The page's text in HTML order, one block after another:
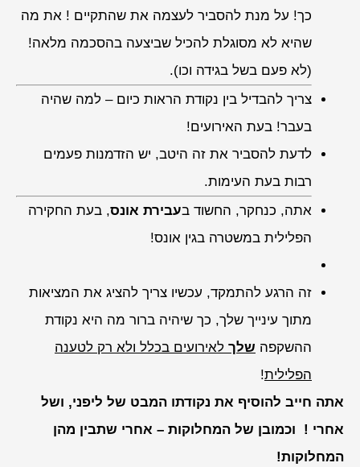
כך! על מנת להסביר לעצמה את שהתקיים ! את מה
שהיא לא מסוגלת להכיל שביצעה בהסכמה מלאה!
(לא פעם בשל בגידה וכו).
צריך להבדיל בין נקודת הראות כיום – למה שהיה
בעבר! בעת האירועים!
לדעת להסביר את זה היטב, יש הזדמנות פעמים
רבות בעת העימות.
אתה, כנחקר, החשוד בעבירת אונס, בעת החקירה
הפלילית במשטרה בגין אונס!
זה הרגע להתמקד, עכשיו צריך להציג את המציאות
מתוך עינייך שלך, כך שיהיה ברור מה היא נקודת
ההשקפה שלך לאירועים בכלל ולא רק לטענה
הפלילית!
אתה חייב להוסיף את נקודתו המבט של ליפני, ושל
אחרי ! וכמובן של המחלוקות – אחרי שתבין מהן
המחלוקות!